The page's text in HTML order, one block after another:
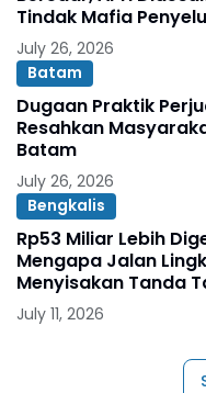
Tindak Mafia
July 26, 2026
Batam
Dugaan Praktik
Resahkan
Batam
July 26, 2026
Bengkalis
Rp53 Miliar Lebih
Mengapa Jalan
Menyisakan Tanda
July 11, 2026